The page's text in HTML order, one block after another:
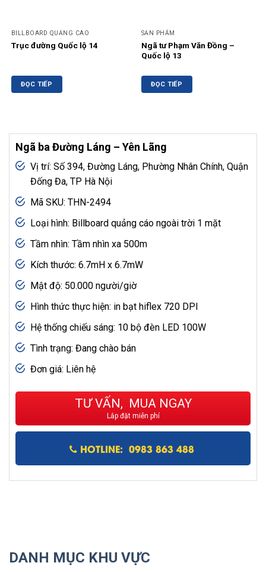
BILLBOARD QUẢNG CÁO
Trục đường Quốc lộ 14
ĐỌC TIẾP
SẢN PHẨM
Ngã tư Phạm Văn Đồng –
Quốc lộ 13
ĐỌC TIẾP
Ngã ba Đường Láng – Yên Lãng
Vị trí: Số 394, Đường Láng, Phường Nhân Chính, Quận
Đống Đa, TP Hà Nội
Mã SKU: THN-2494
Loại hình: Billboard quảng cáo ngoài trời 1 mặt
Tầm nhìn: Tầm nhìn xa 500m
Kích thước: 6.7mH x 6.7mW
Mật độ: 50.000 người/giờ
Hình thức thực hiện: in bạt hiflex 720 DPI
Hệ thống chiếu sáng: 10 bộ đèn LED 100W
Tình trạng: Đang chào bán
Đơn giá: Liên hệ
TƯ VẤN, MUA NGAY
Lắp đặt miễn phí
HOTLINE: 0983 863 488
DANH MỤC KHU VỰC